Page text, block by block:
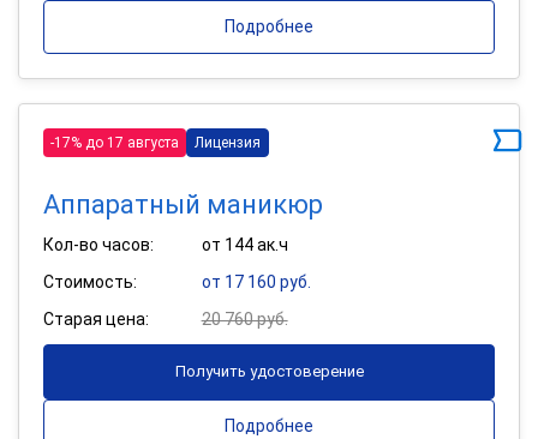
Подробнее
-17% до 17 августа Лицензия
Аппаратный маникюр
Кол-во часов:
от 144 ак.ч
Стоимость:
от 17 160 руб.
Старая цена:
20 760 руб.
Получить удостоверение
Подробнее